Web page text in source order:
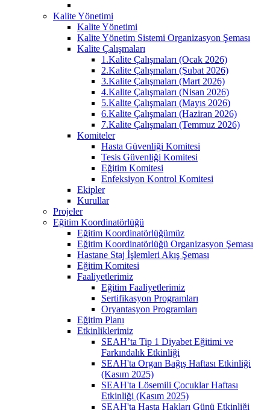
Kalite Yönetimi
Kalite Yönetimi
Kalite Yönetim Sistemi Organizasyon Şeması
Kalite Çalışmaları
1.Kalite Çalışmaları (Ocak 2026)
2.Kalite Çalışmaları (Şubat 2026)
3.Kalite Çalışmaları (Mart 2026)
4.Kalite Çalışmaları (Nisan 2026)
5.Kalite Çalışmaları (Mayıs 2026)
6.Kalite Çalışmaları (Haziran 2026)
7.Kalite Çalışmaları (Temmuz 2026)
Komiteler
Hasta Güvenliği Komitesi
Tesis Güvenliği Komitesi
Eğitim Komitesi
Enfeksiyon Kontrol Komitesi
Ekipler
Kurullar
Projeler
Eğitim Koordinatörlüğü
Eğitim Koordinatörlüğümüz
Eğitim Koordinatörlüğü Organizasyon Şeması
Hastane Staj İşlemleri Akış Şeması
Eğitim Komitesi
Faaliyetlerimiz
Eğitim Faaliyetlerimiz
Sertifikasyon Programları
Oryantasyon Programları
Eğitim Planı
Etkinliklerimiz
SEAH’ta Tip 1 Diyabet Eğitimi ve
Farkındalık Etkinliği
SEAH'ta Organ Bağış Haftası Etkinliği
(Kasım 2025)
SEAH'ta Lösemili Çocuklar Haftası
Etkinliği (Kasım 2025)
SEAH'ta Hasta Hakları Günü Etkinliği